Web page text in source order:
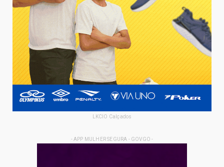
LKCIO Calçados
- APP MULHER SEGURA - GOVGO -